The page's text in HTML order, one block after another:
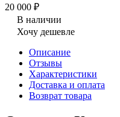
20 000 ₽
В наличии
Хочу дешевле
Описание
Отзывы
Характеристики
Доставка и оплата
Возврат товара